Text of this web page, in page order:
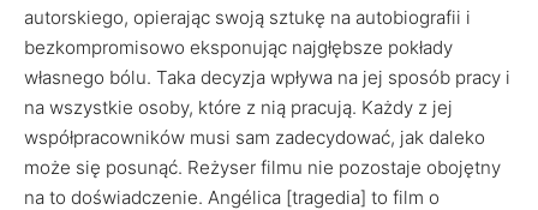
autorskiego, opierając swoją sztukę na autobiografii i
bezkompromisowo eksponując najgłębsze pokłady
własnego bólu. Taka decyzja wpływa na jej sposób pracy i
na wszystkie osoby, które z nią pracują. Każdy z jej
współpracowników musi sam zadecydować, jak daleko
może się posunąć. Reżyser filmu nie pozostaje obojętny
na to doświadczenie. Angélica [tragedia] to film o